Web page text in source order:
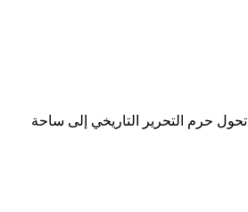
AUC تحول حرم التحرير التاريخي إلى ساحة